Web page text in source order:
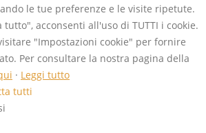
le tue preferenze e le visite ripetute.
tutto", acconsenti all'uso di TUTTI i cookie.
"Impostazioni cookie" per fornire
Per consultare la nostra pagina della
· Leggi tutto
tutti